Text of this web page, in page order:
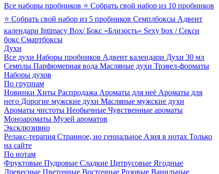
Все наборы пробников ⭐ Собрать свой набор из 10 пробников
⭐ Собрать свой набор из 5 пробников Семплбоксы Адвент
календари Intimacy Box/ Бокс «Близость» Sexy box / Секси
бокс Смартбоксы
Духи
Все духи Наборы пробников Адвент календари Духи 30 мл
Семплы Парфюмерная вода Масляные духи Трэвел-форматы
Наборы духов
По группам
Новинки Хиты Распродажа Ароматы для неё Ароматы для
него Дорогие мужские духи Масляные мужские духи
Ароматы чистоты Необычные Чувственные ароматы
Моноароматы Музей ароматов
Эксклюзивно
Релакс-терапия Странное, но гениальное Азия в нотах Только
на сайте
По нотам
Фруктовые Пудровые Сладкие Цитрусовые Ягодные
Древесные Цветочные Восточные Розовые Ванильные